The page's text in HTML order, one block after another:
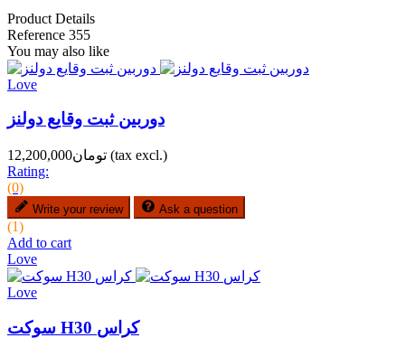
Product Details
Reference 355
You may also like
Love
دوربین ثبت وقایع دولنز
تومان12,200,000 (tax excl.)
Rating:
(0)
Write your review Ask a question
(1)
Add to cart
Love
Love
سوکت H30 کراس